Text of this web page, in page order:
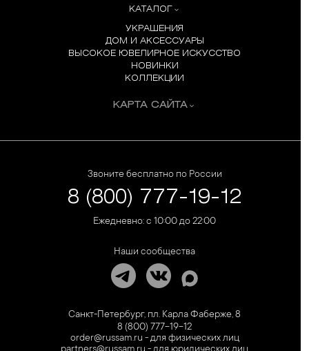
КАТАЛОГ
УКРАШЕНИЯ
ДОМ И АКСЕССУАРЫ
ВЫСОКОЕ ЮВЕЛИРНОЕ ИСКУССТВО
НОВИНКИ
КОЛЛЕКЦИИ
КАРТА САЙТА
Звоните бесплатно по России
8 (800) 777-19-12
Ежедневно: с 10:00 до 22:00
Наши сообщества
Санкт-Петербург, пл. Карла Фаберже, 8
8 (800) 777-19-12
order@russam.ru - для физических лиц